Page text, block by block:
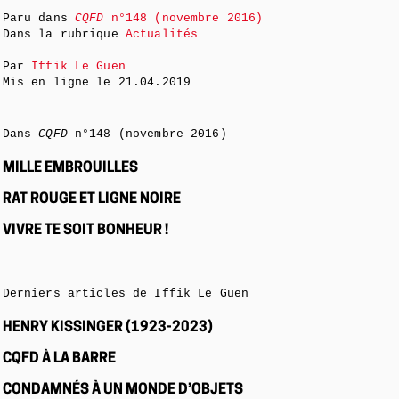
Paru dans CQFD n°148 (novembre 2016)
Dans la rubrique Actualités
Par Iffik Le Guen
Mis en ligne le 21.04.2019
DansCQFDn°148 (novembre 2016)
MILLE EMBROUILLES
RAT ROUGE ET LIGNE NOIRE
VIVRE TE SOIT BONHEUR !
Derniers articles de Iffik Le Guen
HENRY KISSINGER (1923-2023)
CQFD À LA BARRE
CONDAMNÉS À UN MONDE D’OBJETS